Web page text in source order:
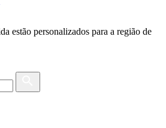
estão personalizados para a região de